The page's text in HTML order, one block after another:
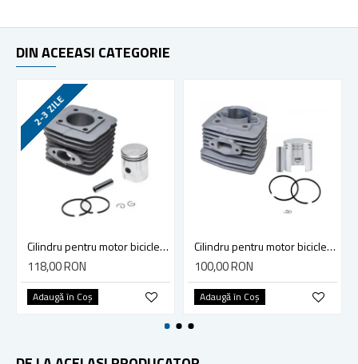
DIN ACEEASI CATEGORIE
2-3 ZILE
Cilindru pentru motor bicicleta 100 cc, Calitatea I
118,00 RON
Adaugă în Coş
Cilindru pentru motor bicicleta 80 cc (model 1) Calitatea I
100,00 RON
Adaugă în Coş